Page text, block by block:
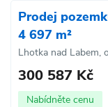
Prodej
4 697 m²
Lhotka nad Labem,
300 587 Kč
Nabídněte cenu